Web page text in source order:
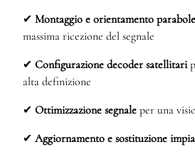
✔ Montaggio e orientamento
massima ricezione del segnale
✔ Configurazione decoder satellitari
alta definizione
✔ Ottimizzazione segnale per una
✔ Aggiornamento e sostituzione